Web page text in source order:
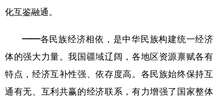
化互鉴融通。
——各民族经济相依，是中华民族构建统一经济
体的强大力量。我国疆域辽阔，各地区资源禀赋各有
特点，经济互补性强、依存度高。各民族始终保持互
通有无、互利共赢的经济联系，有力增强了国家整体